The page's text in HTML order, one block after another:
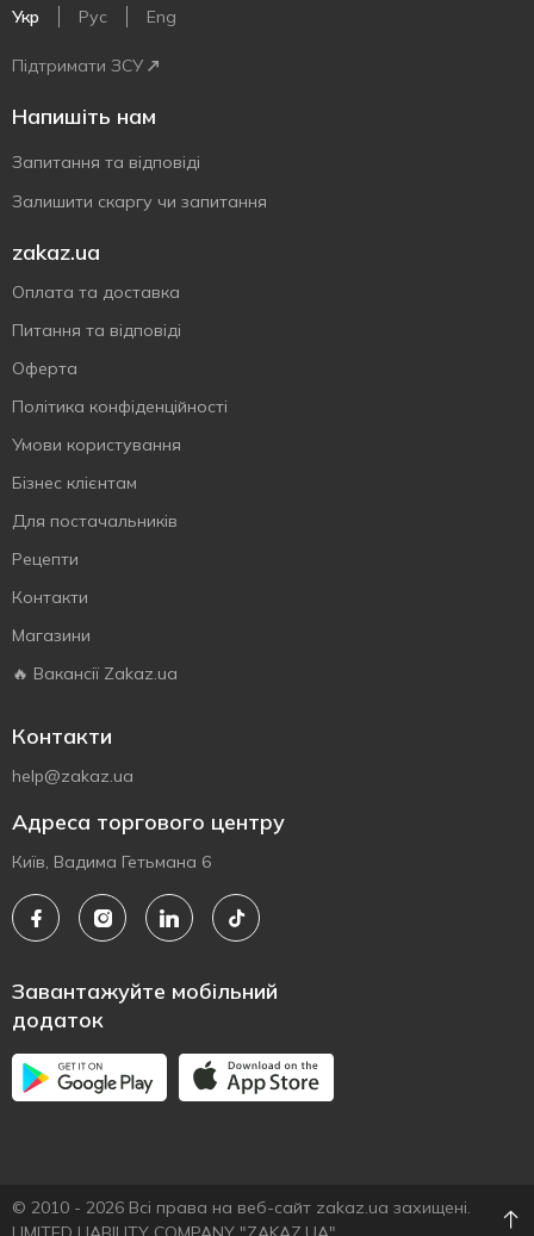
Укр Рус Eng
Підтримати ЗСУ
Напишіть нам
Запитання та відповіді
Залишити скаргу чи запитання
zakaz.ua
Оплата та доставка
Питання та відповіді
Оферта
Політика конфіденційності
Умови користування
Бізнес клієнтам
Для постачальників
Рецепти
Контакти
Магазини
🔥 Вакансії Zakaz.ua
Контакти
help@zakaz.ua
Адреса торгового центру
Київ, Вадима Гетьмана 6
Завантажуйте мобільний
додаток
© 2010 - 2026 Всі права на веб-сайт zakaz.ua захищені.